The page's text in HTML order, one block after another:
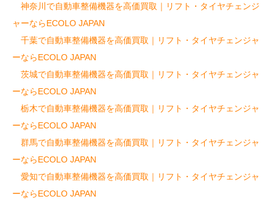
神奈川で自動車整備機器を高価買取｜リフト・タイヤチェンジ
ャーならECOLO JAPAN
千葉で自動車整備機器を高価買取｜リフト・タイヤチェンジャ
ーならECOLO JAPAN
茨城で自動車整備機器を高価買取｜リフト・タイヤチェンジャ
ーならECOLO JAPAN
栃木で自動車整備機器を高価買取｜リフト・タイヤチェンジャ
ーならECOLO JAPAN
群馬で自動車整備機器を高価買取｜リフト・タイヤチェンジャ
ーならECOLO JAPAN
愛知で自動車整備機器を高価買取｜リフト・タイヤチェンジャ
ーならECOLO JAPAN